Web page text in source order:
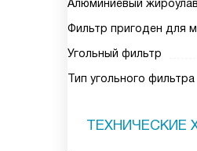
Алюминиевый
Фильтр пригоден для
Угольный фильтр
Тип угольного фильтра
ТЕХНИЧЕСКИЕ